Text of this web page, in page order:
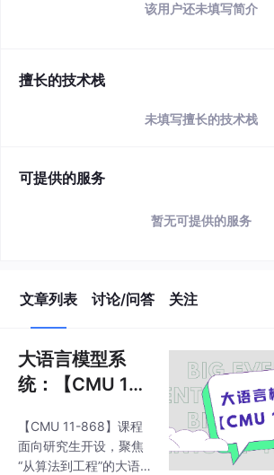
该用户还未填写简介
擅长的技术栈
未填写擅长的技术栈
可提供的服务
暂无可提供的服务
文章列表 讨论/问答 关注
大语言模型系
统：【CMU 11-
笔记01——大模
型介绍（Introd
【CMU 11-868】课程
面向研究生开设，聚焦
“从算法到工程”的大语